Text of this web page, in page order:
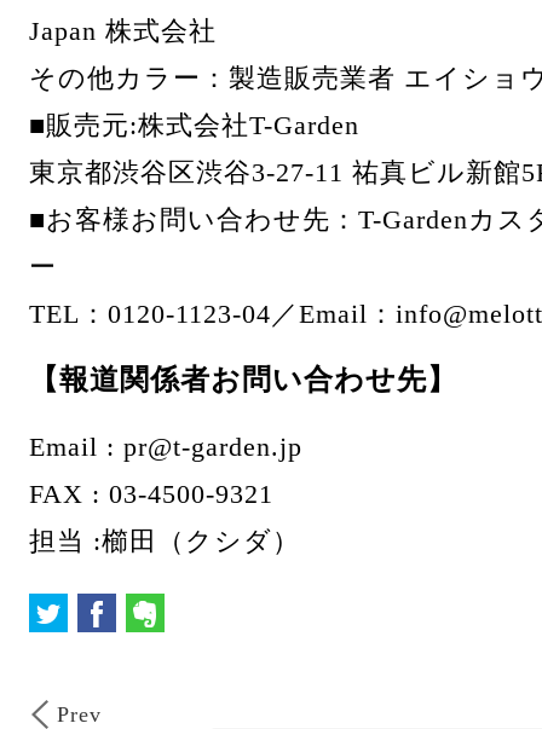
Japan 株式会社
その他カラー：製造販売業者 エイショ
■販売元:株式会社T-Garden
東京都渋谷区渋谷3-27-11 祐真ビル新館
■お客様お問い合わせ先：T-Gardenカス
ー
TEL：0120-1123-04／Email：
【報道関係者お問い合わせ先】
Email : pr@t-garden.jp
FAX : 03-4500-9321
担当 :櫛田（クシダ）
Prev